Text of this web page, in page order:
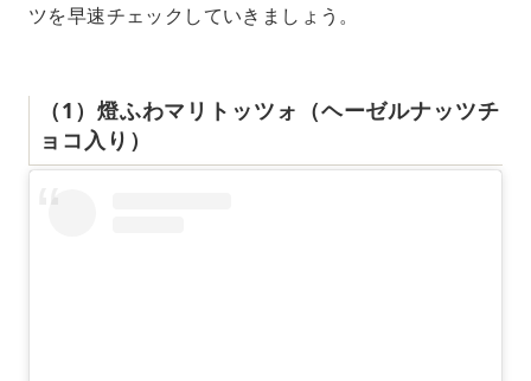
ツを早速チェックしていきましょう。
（1）燈ふわマリトッツォ（ヘーゼルナッツチ
ョコ入り）